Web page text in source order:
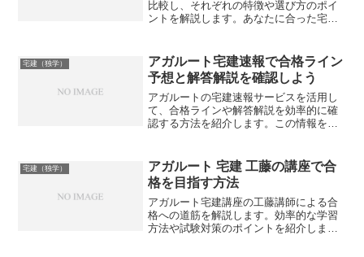
比較し、それぞれの特徴や選び方のポイ
ントを解説します。あなたに合った宅建
宅建（独学）
アガルート宅建速報で合格ライン
予想と解答解説を確認しよう
アガルートの宅建速報サービスを活用し
て、合格ラインや解答解説を効率的に確
認する方法を紹介します。この情報を参
宅建（独学）
アガルート 宅建 工藤の講座で合
格を目指す方法
アガルート宅建講座の工藤講師による合
格への道筋を解説します。効率的な学習
方法や試験対策のポイントを紹介します